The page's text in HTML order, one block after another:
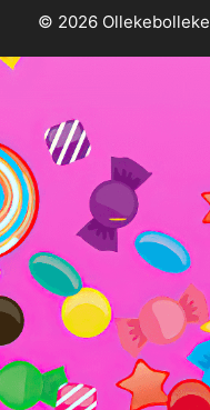
© 2026 Ollekebolleke